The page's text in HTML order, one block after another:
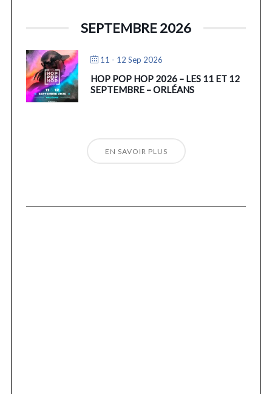
SEPTEMBRE 2026
11 - 12 Sep 2026
HOP POP HOP 2026 – LES 11 ET 12
SEPTEMBRE – ORLÉANS
EN SAVOIR PLUS